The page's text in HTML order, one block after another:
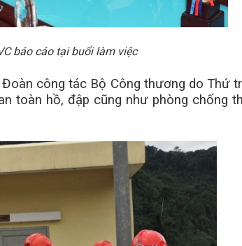
báo cáo tại buổi làm việc
công tác Bộ Công thương do Thứ
toàn hồ, đập cũng như phòng chống